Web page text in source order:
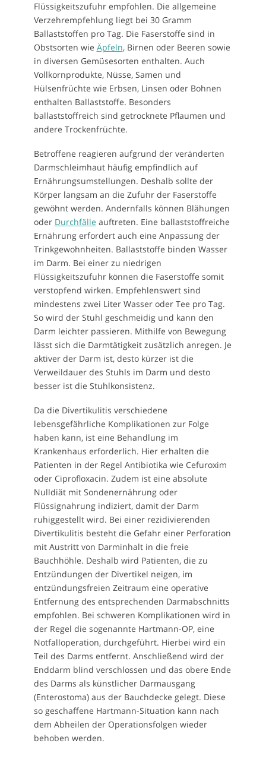
Flüssigkeitszufuhr empfohlen. Die allgemeine
Verzehrempfehlung liegt bei 30 Gramm
Ballaststoffen pro Tag. Die Faserstoffe sind in
Obstsorten wie Äpfeln, Birnen oder Beeren sowie
in diversen Gemüsesorten enthalten. Auch
Vollkornprodukte, Nüsse, Samen und
Hülsenfrüchte wie Erbsen, Linsen oder Bohnen
enthalten Ballaststoffe. Besonders
ballaststoffreich sind getrocknete Pflaumen und
andere Trockenfrüchte.
Betroffene reagieren aufgrund der veränderten
Darmschleimhaut häufig empfindlich auf
Ernährungsumstellungen. Deshalb sollte der
Körper langsam an die Zufuhr der Faserstoffe
gewöhnt werden. Andernfalls können Blähungen
oder Durchfälle auftreten. Eine ballaststoffreiche
Ernährung erfordert auch eine Anpassung der
Trinkgewohnheiten. Ballaststoffe binden Wasser
im Darm. Bei einer zu niedrigen
Flüssigkeitszufuhr können die Faserstoffe somit
verstopfend wirken. Empfehlenswert sind
mindestens zwei Liter Wasser oder Tee pro Tag.
So wird der Stuhl geschmeidig und kann den
Darm leichter passieren. Mithilfe von Bewegung
lässt sich die Darmtätigkeit zusätzlich anregen. Je
aktiver der Darm ist, desto kürzer ist die
Verweildauer des Stuhls im Darm und desto
besser ist die Stuhlkonsistenz.
Da die Divertikulitis verschiedene
lebensgefährliche Komplikationen zur Folge
haben kann, ist eine Behandlung im
Krankenhaus erforderlich. Hier erhalten die
Patienten in der Regel Antibiotika wie Cefuroxim
oder Ciprofloxacin. Zudem ist eine absolute
Nulldiät mit Sondenernährung oder
Flüssignahrung indiziert, damit der Darm
ruhiggestellt wird. Bei einer rezidivierenden
Divertikulitis besteht die Gefahr einer Perforation
mit Austritt von Darminhalt in die freie
Bauchhöhle. Deshalb wird Patienten, die zu
Entzündungen der Divertikel neigen, im
entzündungsfreien Zeitraum eine operative
Entfernung des entsprechenden Darmabschnitts
empfohlen. Bei schweren Komplikationen wird in
der Regel die sogenannte Hartmann-OP, eine
Notfalloperation, durchgeführt. Hierbei wird ein
Teil des Darms entfernt. Anschließend wird der
Enddarm blind verschlossen und das obere Ende
des Darms als künstlicher Darmausgang
(Enterostoma) aus der Bauchdecke gelegt. Diese
so geschaffene Hartmann-Situation kann nach
dem Abheilen der Operationsfolgen wieder
behoben werden.